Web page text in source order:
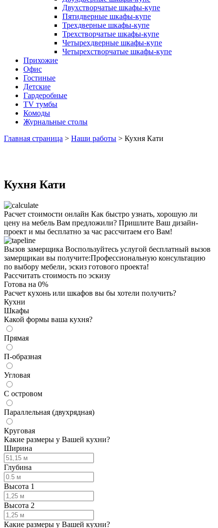
Двухстворчатые шкафы-купе
Пятидверные шкафы-купе
Трехдверные шкафы-купе
Трехстворчатые шкафы-купе
Четырехдверные шкафы-купе
Четырехстворчатые шкафы-купе
Прихожие
Офис
Гостиные
Детские
Гардеробные
TV тумбы
Комоды
Журнальные столы
Главная страница > Наши работы > Кухня Кати
Кухня Кати
Расчет стоимости онлайн Как быстро узнать, хорошую ли
цену на мебель Вам предложили? Пришлите Ваш дизайн-
проект и мы бесплатно за час рассчитаем его Вам!
Вызов замерщика Воспользуйтесь услугой бесплатный вызов
замерщикаи вы получите:Профессиональную консультацию
по выбору мебели, эскиз готового проекта!
Рассчитать стоимость по эскизу
Готова на 0%
Расчет кухонь или шкафов вы бы хотели получить?
Кухни
Шкафы
Какой формы ваша кухня?
Прямая
П-образная
Угловая
С островом
Параллельная (двухрядная)
Круговая
Какие размеры у Вашей кухни?
Ширина
Глубина
Высота 1
Высота 2
Какие размеры у Вашей кухни?